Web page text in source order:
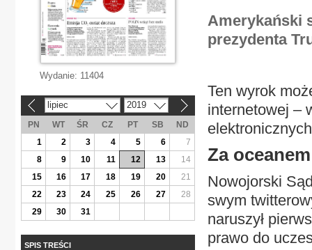
Amerykański
prezydenta
Ten wyrok
internetowej –
Za
Nowojorski
swym
naruszył
prawo do
Wydanie: 11404
lipiec 2019
PN WT ŚR CZ PT SB
ND
1
2 3 4 5 6
7
8
9 10 11 12 13
14
15
16 17 18 19 20
21
22
23 24 25 26 27
28
29
30 31
SPIS TREŚCI